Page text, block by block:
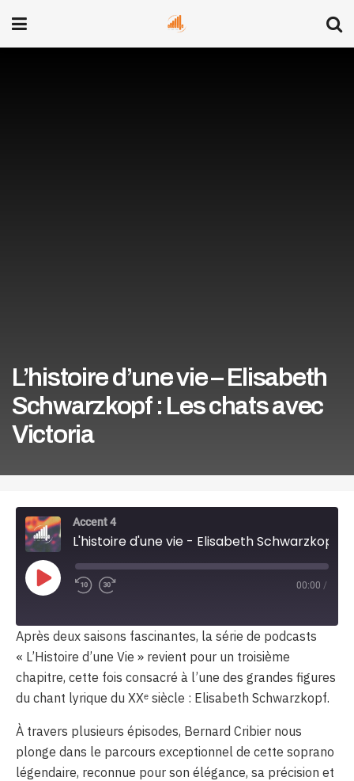
L’histoire d’une vie – Elisabeth
Schwarzkopf : Les chats avec
Victoria
Accent 4
Play
Episode
00:00 /
Après deux saisons fascinantes, la série de podcasts
« L’Histoire d’une Vie » revient pour un troisième
chapitre, cette fois consacré à l’une des grandes figures
du chant lyrique du XXᵉ siècle : Elisabeth Schwarzkopf.
À travers plusieurs épisodes, Bernard Cribier nous
plonge dans le parcours exceptionnel de cette soprano
légendaire, reconnue pour son élégance, sa précision et